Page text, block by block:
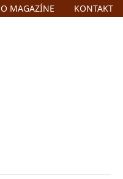
O MAGAZÍNE KONTAKT